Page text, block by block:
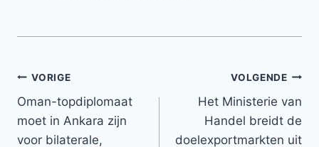
Bericht
navigatie
VORIGE
Oman-topdiplomaat
moet in Ankara zijn
voor bilaterale,
VOLGENDE
Het Ministerie van
Handel breidt de
doelexportmarkten uit